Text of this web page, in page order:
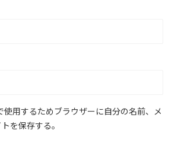
使用するためブラウザーに自分の名前、メ
を保存する。